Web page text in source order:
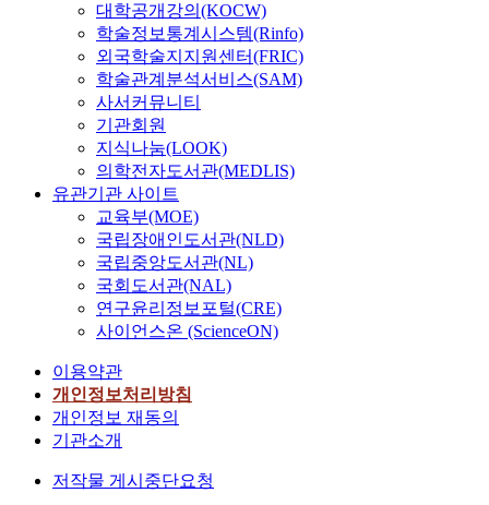
대학공개강의(KOCW)
학술정보통계시스템(Rinfo)
외국학술지지원센터(FRIC)
학술관계분석서비스(SAM)
사서커뮤니티
기관회원
지식나눔(LOOK)
의학전자도서관(MEDLIS)
유관기관 사이트
교육부(MOE)
국립장애인도서관(NLD)
국립중앙도서관(NL)
국회도서관(NAL)
연구윤리정보포털(CRE)
사이언스온 (ScienceON)
이용약관
개인정보처리방침
개인정보 재동의
기관소개
저작물 게시중단요청